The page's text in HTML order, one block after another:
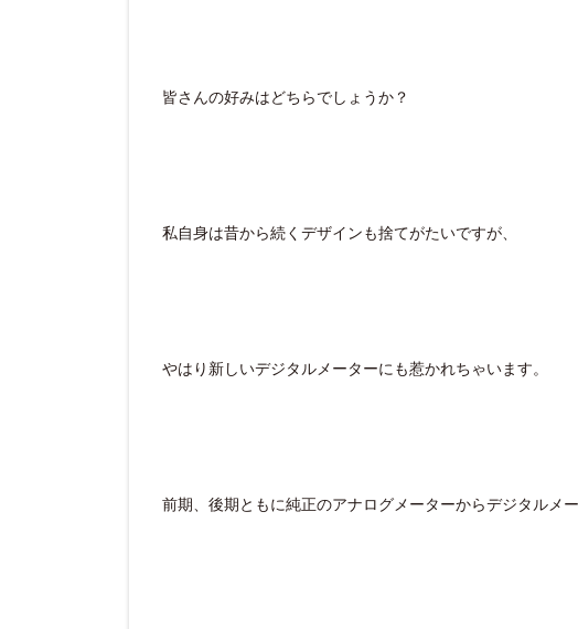
皆さんの好みはどちらでしょうか？
私自身は昔から続くデザインも捨てがたいですが、
やはり新しいデジタルメーターにも惹かれちゃいます。
前期、後期ともに純正のアナログメーターからデジタルメ